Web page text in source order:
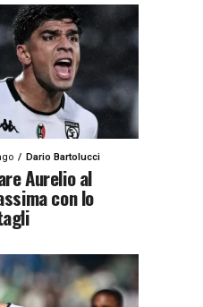
Dario Bartolucci
Aurelio al
con lo